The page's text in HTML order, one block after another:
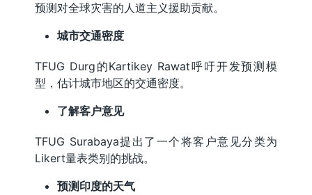
预测对全球灾害的人道主义援助贡献。
城市交通密度
TFUG Durg的Kartikey Rawat呼吁开发预测模
型，估计城市地区的交通密度。
了解客户意见
TFUG Surabaya提出了一个将客户意见分类为
Likert量表类别的挑战。
预测印度的天气